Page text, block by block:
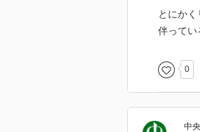
とにか
伴ってい
0
中